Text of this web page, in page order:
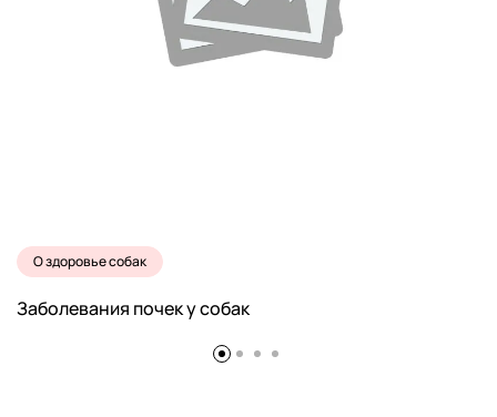
О здоровье собак
Заболевания почек у собак